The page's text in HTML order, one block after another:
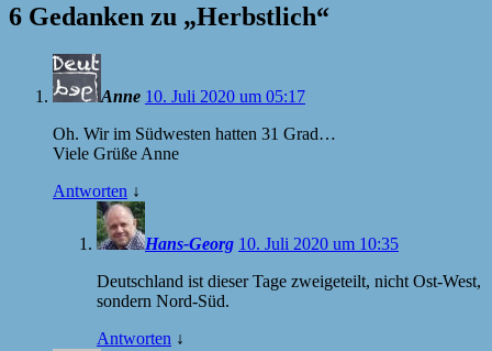
6 Gedanken zu „Herbstlich“
Anne 10. Juli 2020 um 05:17
Oh. Wir im Südwesten hatten 31 Grad…
Viele Grüße Anne
Antworten ↓
Hans-Georg 10. Juli 2020 um 10:35
Deutschland ist dieser Tage zweigeteilt, nicht Ost-West,
sondern Nord-Süd.
Antworten ↓